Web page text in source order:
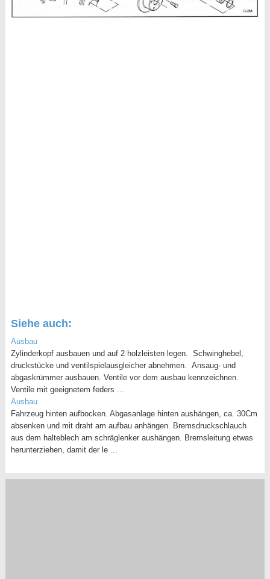
Siehe auch:
Ausbau
Zylinderkopf ausbauen und auf 2 holzleisten legen. Schwinghebel,
druckstücke und ventilspielausgleicher abnehmen. Ansaug- und
abgaskrümmer ausbauen. Ventile vor dem ausbau kennzeichnen.
Ventile mit geeignetem feders ...
Ausbau
Fahrzeug hinten aufbocken. Abgasanlage hinten aushängen, ca. 30Cm
absenken und mit draht am aufbau anhängen. Bremsdruckschlauch
aus dem halteblech am schräglenker aushängen. Bremsleitung etwas
herunterziehen, damit der le ...